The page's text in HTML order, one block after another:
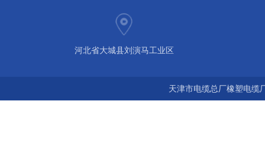
河北省大城县刘演马工业区
天津市电缆总厂橡塑电